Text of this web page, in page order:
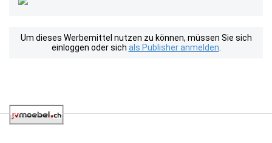
Um dieses Werbemittel nutzen zu können, müssen Sie sich
einloggen oder sich als Publisher anmelden